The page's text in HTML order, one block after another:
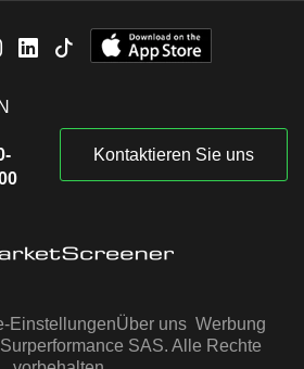
Kontaktieren Sie uns
EinstellungenÜber uns Werbung
SAS. Alle Rechte